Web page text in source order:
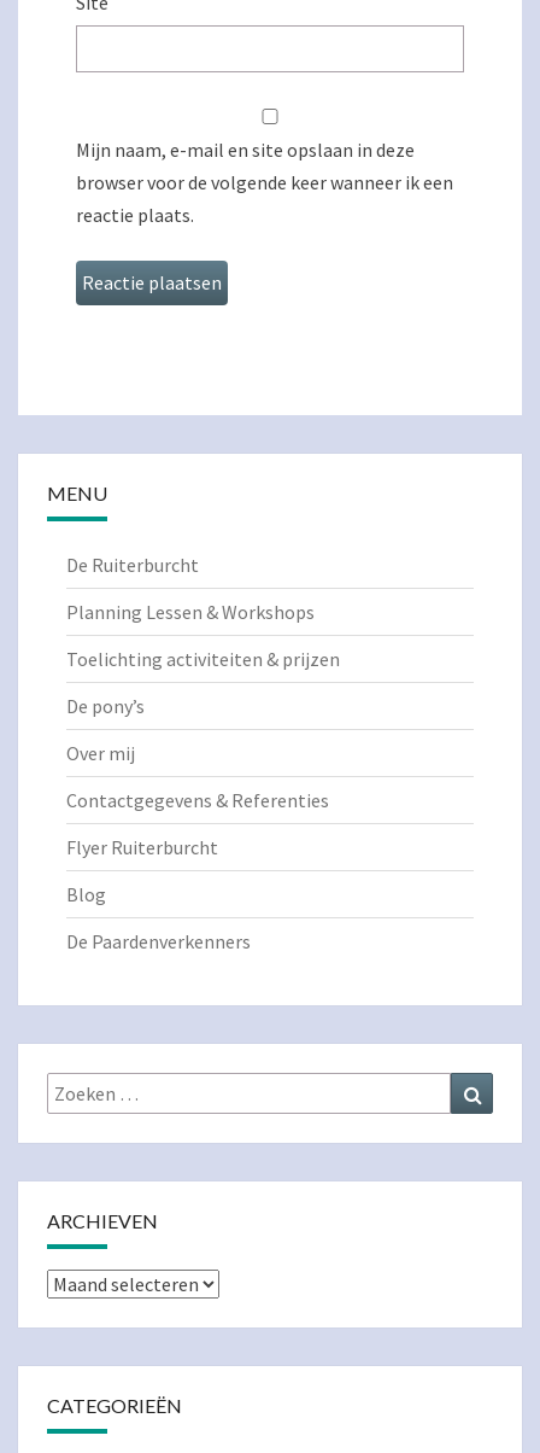
Mijn naam, e-mail en site opslaan in deze
browser voor de volgende keer wanneer ik een
reactie plaats.
MENU
De Ruiterburcht
Planning Lessen & Workshops
Toelichting activiteiten & prijzen
De pony’s
Over mij
Contactgegevens & Referenties
Flyer Ruiterburcht
Blog
De Paardenverkenners
Zoeken
naar:
ARCHIEVEN
Archieven
CATEGORIEËN